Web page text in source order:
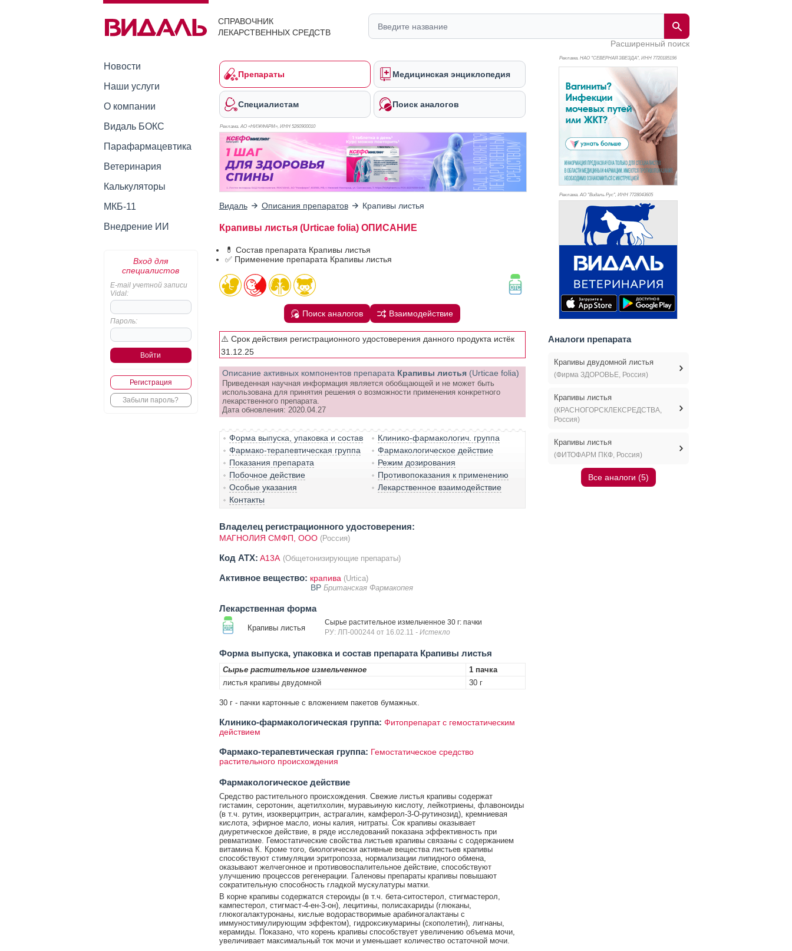
СПРАВОЧНИК
ЛЕКАРСТВЕННЫХ СРЕДСТВ
Расширенный поиск
Новости
Наши услуги
О компании
Видаль БОКС
Парафармацевтика
Ветеринария
Калькуляторы
МКБ-11
Внедрение ИИ
Вход для
специалистов
E-mail учетной записи
Vidal:
Пароль:
Регистрация
Забыли пароль?
Препараты Медицинская энциклопедия
Специалистам Поиск аналогов
Реклама. АО «НИЖФАРМ», ИНН 5260900010
Видаль Описания препаратов Крапивы листья
Крапивы листья (Urticae folia) ОПИСАНИЕ
💊 Состав препарата Крапивы листья
✅ Применение препарата Крапивы листья
Поиск аналогов Взаимодействие
⚠️ Срок действия регистрационного удостоверения данного продукта истёк
31.12.25
Описание активных компонентов препарата Крапивы листья (Urticae folia)
Приведенная научная информация является обобщающей и не может быть
использована для принятия решения о возможности применения конкретного
лекарственного препарата.
Дата обновления: 2020.04.27
Форма выпуска, упаковка и состав
Клинико-фармакологич. группа
Фармако-терапевтическая группа
Фармакологическое действие
Показания препарата
Режим дозирования
Побочное действие
Противопоказания к применению
Особые указания
Лекарственное взаимодействие
Контакты
Владелец регистрационного удостоверения:
МАГНОЛИЯ СМФП, ООО (Россия)
Код ATX: A13A (Общетонизирующие препараты)
Активное вещество: крапива (Urtica)
BP Британская Фармакопея
Лекарственная форма
Крапивы листья
Сырье растительное измельченное 30 г: пачки
РУ: ЛП-000244 от 16.02.11 - Истекло
Форма выпуска, упаковка и состав препарата Крапивы листья
Сырье растительное измельченное
1 пачка
листья крапивы двудомной
30 г
30 г - пачки картонные с вложением пакетов бумажных.
Клинико-фармакологическая группа: Фитопрепарат с гемостатическим
действием
Фармако-терапевтическая группа: Гемостатическое средство
растительного происхождения
Фармакологическое действие
Средство растительного происхождения. Свежие листья крапивы содержат
гистамин, серотонин, ацетилхолин, муравьиную кислоту, лейкотриены, флавоноиды
(в т.ч. рутин, изокверцитрин, астрагалин, камферол-3-О-рутинозид), кремниевая
кислота, эфирное масло, ионы калия, нитраты. Сок крапивы оказывает
диуретическое действие, в ряде исследований показана эффективность при
ревматизме. Гемостатические свойства листьев крапивы связаны с содержанием
витамина К. Кроме того, биологически активные вещества листьев крапивы
способствуют стимуляции эритропоэза, нормализации липидного обмена,
оказывают желчегонное и противовоспалительное действие, способствуют
улучшению процессов регенерации. Галеновы препараты крапивы повышают
сократительную способность гладкой мускулатуры матки.
В корне крапивы содержатся стероиды (в т.ч. бета-ситостерол, стигмастерол,
кампестерол, стигмаст-4-ен-3-он), лецитины, полисахариды (глюканы,
глюкогалактуронаны, кислые водорастворимые арабиногалактаны с
иммуностимулирующим эффектом), гидроксикумарины (скополетин), лигнаны,
керамиды. Показано, что корень крапивы способствует увеличению объема мочи,
увеличивает максимальный ток мочи и уменьшает количество остаточной мочи.
Реклама. НАО "СЕВЕРНАЯ ЗВЕЗДА", ИНН 7720185196
Реклама. АО "Видаль Рус", ИНН 7728043605
Аналоги препарата
Крапивы двудомной листья
(Фирма ЗДОРОВЬЕ, Россия)
Крапивы листья
(КРАСНОГОРСКЛЕКСРЕДСТВА,
Россия)
Крапивы листья
(ФИТОФАРМ ПКФ, Россия)
Все аналоги (5)